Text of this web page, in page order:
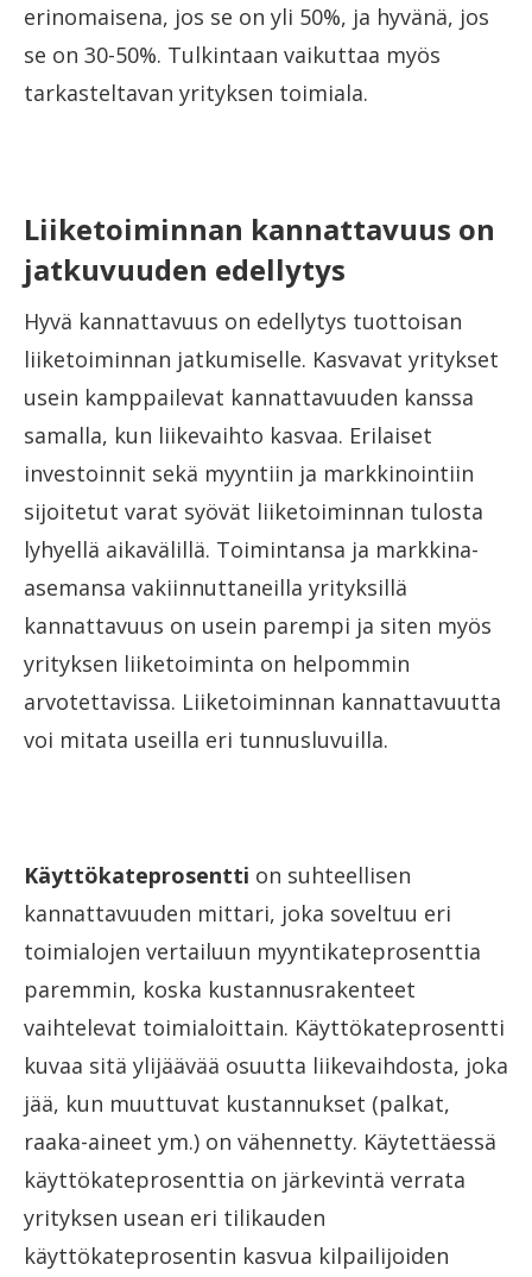
erinomaisena, jos se on yli 50%, ja hyvänä, jos
se on 30-50%. Tulkintaan vaikuttaa myös
tarkasteltavan yrityksen toimiala.
Liiketoiminnan kannattavuus on
jatkuvuuden edellytys
Hyvä kannattavuus on edellytys tuottoisan
liiketoiminnan jatkumiselle. Kasvavat yritykset
usein kamppailevat kannattavuuden kanssa
samalla, kun liikevaihto kasvaa. Erilaiset
investoinnit sekä myyntiin ja markkinointiin
sijoitetut varat syövät liiketoiminnan tulosta
lyhyellä aikavälillä. Toimintansa ja markkina-
asemansa vakiinnuttaneilla yrityksillä
kannattavuus on usein parempi ja siten myös
yrityksen liiketoiminta on helpommin
arvotettavissa. Liiketoiminnan kannattavuutta
voi mitata useilla eri tunnusluvuilla.
Käyttökateprosentti on suhteellisen
kannattavuuden mittari, joka soveltuu eri
toimialojen vertailuun myyntikateprosenttia
paremmin, koska kustannusrakenteet
vaihtelevat toimialoittain. Käyttökateprosentti
kuvaa sitä ylijäävää osuutta liikevaihdosta, joka
jää, kun muuttuvat kustannukset (palkat,
raaka-aineet ym.) on vähennetty. Käytettäessä
käyttökateprosenttia on järkevintä verrata
yrityksen usean eri tilikauden
käyttökateprosentin kasvua kilpailijoiden